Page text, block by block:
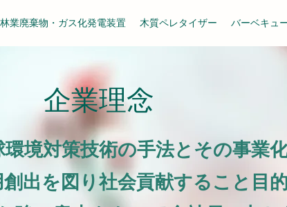
業廃棄物・ガス化発電装置 木質ペレタイザー バーベキュ
企業理念
境対策技術の手法とその事業
出を図り社会貢献すること目